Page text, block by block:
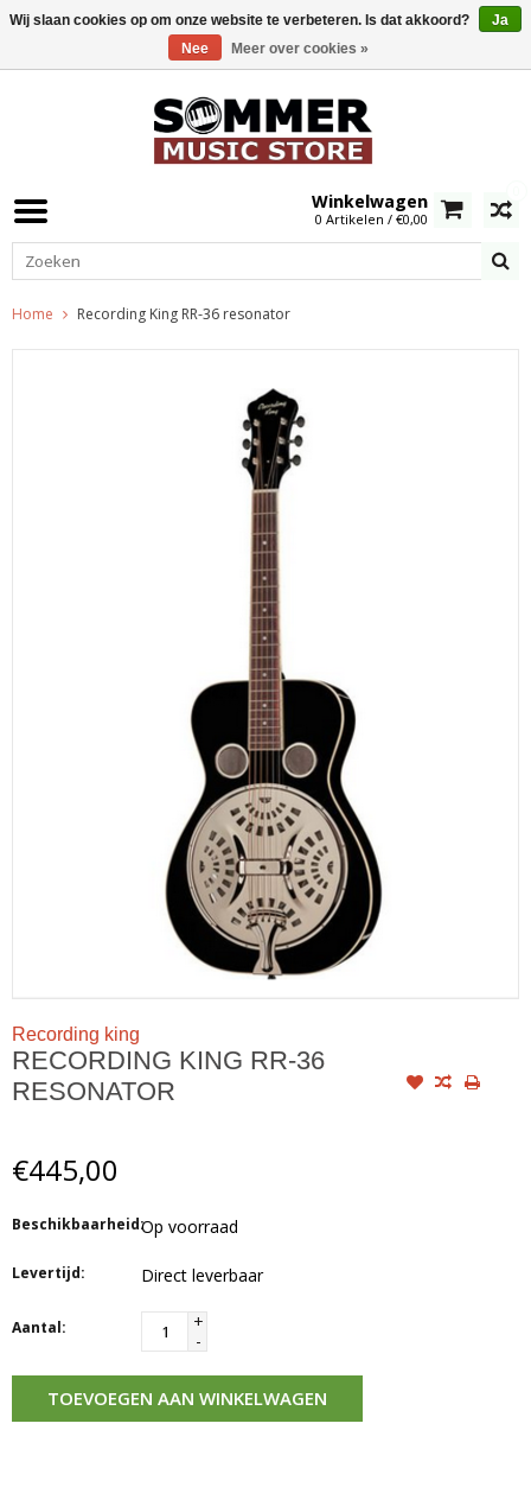
Winkelwagen
0 Artikelen / €0,00
Home Recording King RR-36 resonator
Recording king
RECORDING KING RR-36
RESONATOR
€445,00
Beschikbaarheid:Op voorraad
Levertijd: Direct leverbaar
Aantal:
+
-
TOEVOEGEN AAN WINKELWAGEN
Wij slaan cookies op om onze website te verbeteren. Is dat akkoord?
Ja
Nee
Meer over cookies »